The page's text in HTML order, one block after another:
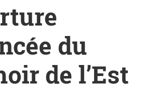
du
de l’Est